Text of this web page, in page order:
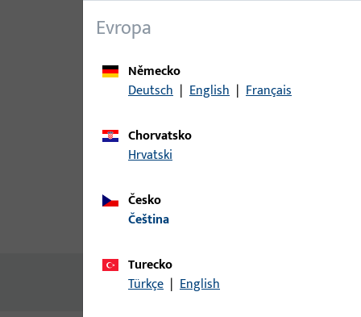
Popis produktu
Žádný obsah není k dispozici
Evropa
Německo
Deutsch | English | Français
Chorvatsko
Hrvatski
Česko
čeština
Turecko
Türkçe | English